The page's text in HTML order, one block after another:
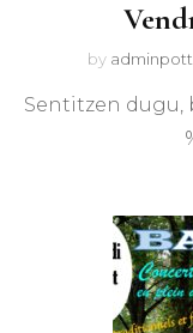
by
Sentitzen dugu,